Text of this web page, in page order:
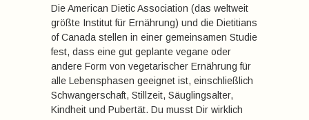
Die American Dietic Association (das weltweit
größte Institut für Ernährung) und die Dietitians
of Canada stellen in einer gemeinsamen Studie
fest, dass eine gut geplante vegane oder
andere Form von vegetarischer Ernährung für
alle Lebensphasen geeignet ist, einschließlich
Schwangerschaft, Stillzeit, Säuglingsalter,
Kindheit und Pubertät. Du musst Dir wirklich